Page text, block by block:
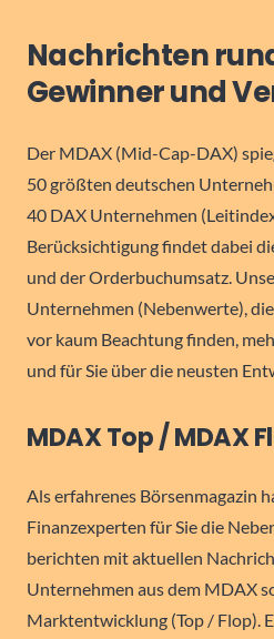
Nachrichten
Gewinner und
Der MDAX (Mid-Cap-DAX)
50 größten deutschen
40 DAX Unternehmen
Berücksichtigung findet dabei
und der Orderbuchumsatz.
Unternehmen (Nebenwerte),
vor kaum Beachtung finden,
und für Sie über die neusten
MDAX Top / MDAX
Als erfahrenes Börsenmagazin
Finanzexperten für Sie die
berichten mit aktuellen
Unternehmen aus dem MDAX
Marktentwicklung (Top / Flop).